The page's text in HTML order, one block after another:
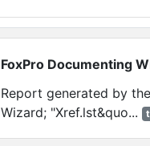
FoxPro Documenting
Report generated by
Wizard; "Xref.lst&quo...